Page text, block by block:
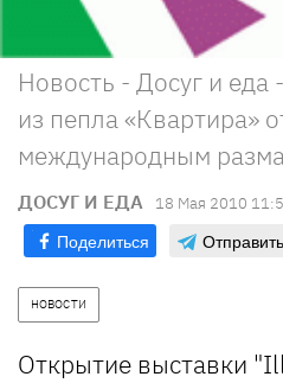
Новость - Досуг и
из пепла «Квартира»
международным
ДОСУГ И ЕДА 18 Мая 2010
Поделиться Отправить
НОВОСТИ
Открытие выставки